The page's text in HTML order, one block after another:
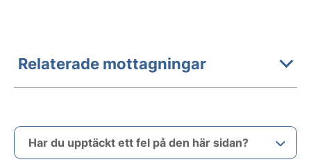
Relaterade mottagningar
Har du upptäckt ett fel på den här sidan?